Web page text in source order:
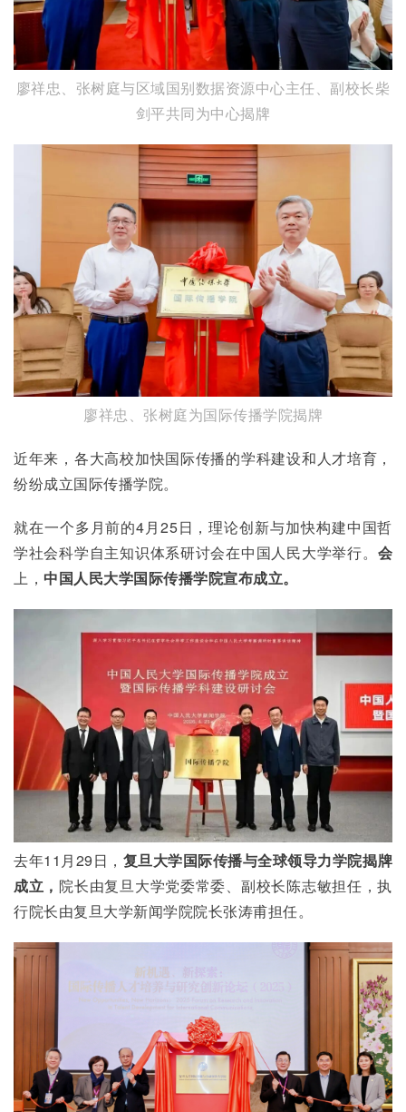
廖祥忠、张树庭与区域国别数据资源中心主任、副校长柴
剑平共同为中心揭牌
廖祥忠、张树庭为国际传播学院揭牌
近年来，各大高校加快国际传播的学科建设和人才培育，
纷纷成立国际传播学院。
就在一个多月前的4月25日，理论创新与加快构建中国哲
学社会科学自主知识体系研讨会在中国人民大学举行。 会
上， 中国人民大学国际传播学院宣布成立。
去年11月29日， 复旦大学国际传播与全球领导力学院揭牌
成立，院长由复旦大学党委常委、副校长陈志敏担任，执
行院长由复旦大学新闻学院院长张涛甫担任。